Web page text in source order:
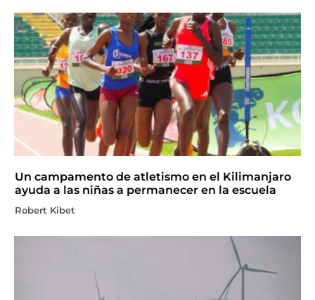
Un campamento de atletismo en el Kilimanjaro
ayuda a las niñas a permanecer en la escuela
Robert Kibet